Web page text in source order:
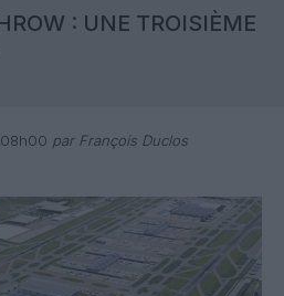
: UNE TROISIÈME
par François Duclos